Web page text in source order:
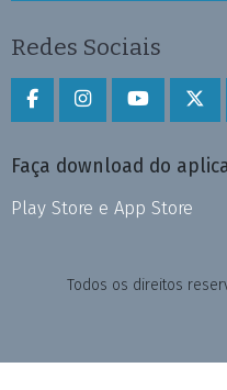
Redes Sociais
Faça download do
Play Store e App Store
Todos os direitos